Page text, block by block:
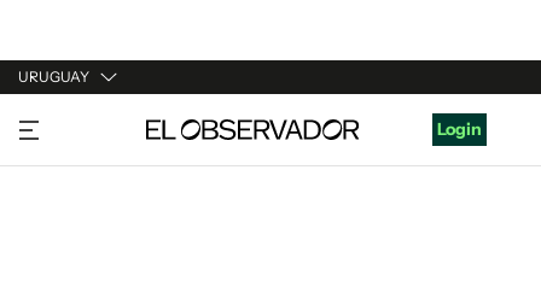
URUGUAY
URUGUAY
ARGENTINA
Login